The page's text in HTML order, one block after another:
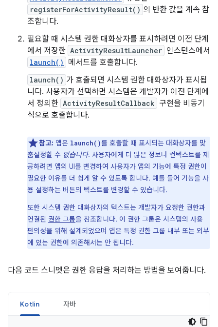
registerForActivityResult() 의 반환 값을 계속 참
조합니다.
필요할 때 시스템 권한 대화상자를 표시하려면 이전 단계
에서 저장한 ActivityResultLauncher 인스턴스에서
launch() 메서드를 호출합니다.
launch() 가 호출되면 시스템 권한 대화상자가 표시됩
니다. 사용자가 선택하면 시스템은 개발자가 이전 단계에
서 정의한 ActivityResultCallback 구현을 비동기
식으로 호출합니다.
참고: 앱은 launch()를 호출할 때 표시되는 대화상자를 맞
춤설정할 수 없습니다. 사용자에게 더 많은 정보나 컨텍스트를 제
공하려면 앱의 UI를 변경하여 사용자가 앱의 기능에 특정 권한이
필요한 이유를 더 쉽게 알 수 있도록 합니다. 예를 들어 기능을 사
용 설정하는 버튼의 텍스트를 변경할 수 있습니다.
또한 시스템 권한 대화상자의 텍스트는 개발자가 요청한 권한과
연결된 권한 그룹을 참조합니다. 이 권한 그룹은 시스템의 사용
편의성을 위해 설계되었으며 앱은 특정 권한 그룹 내부 또는 외부
에 있는 권한에 의존해서는 안 됩니다.
다음 코드 스니펫은 권한 응답을 처리하는 방법을 보여줍니다.
Kotlin 자바